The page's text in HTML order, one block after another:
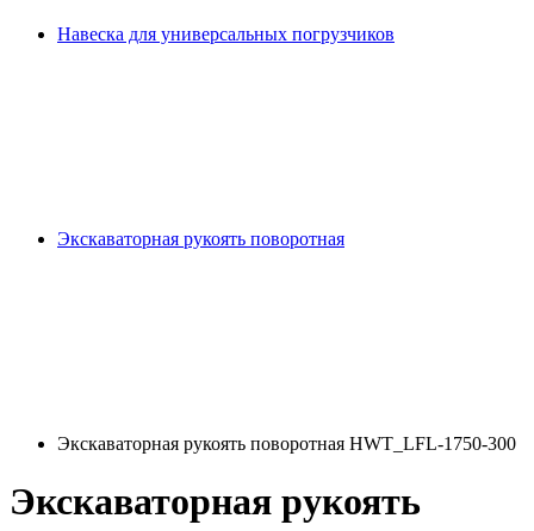
Навеска для универсальных погрузчиков
Экскаваторная рукоять поворотная
Экскаваторная рукоять поворотная HWT_LFL-1750-300
Экскаваторная рукоять